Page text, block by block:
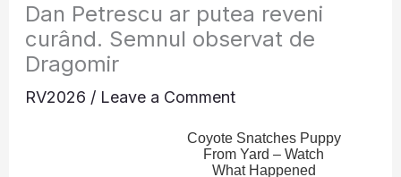
Dan Petrescu ar putea reveni
curând. Semnul observat de
Dragomir
RV2026 / Leave a Comment